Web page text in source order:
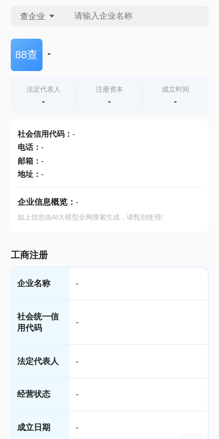
查企业
查企业
查产地
88查 -
法定代表人
-
注册资本
-
成立时间
-
社会信用代码： -
电话： -
邮箱： -
地址： -
企业信息概览： -
如上信息由AI大模型全网搜索生成，请甄别使用!
工商注册
企业名称 -
社会统一信
用代码
-
法定代表人 -
经营状态 -
成立日期 -